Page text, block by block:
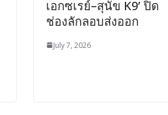
เอกซเรย์–สุนัข K9’ ปิด
ช่องลักลอบส่งออก
July 7, 2026